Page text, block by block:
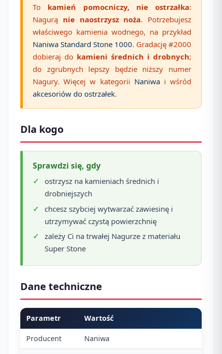
To kamień pomocniczy, nie ostrzałka:
Nagurą nie naostrzysz noża. Potrzebujesz
właściwego kamienia wodnego, na przykład
Naniwa Standard Stone 1000. Gradację #2000
dobieraj do kamieni średnich i drobnych;
do zgrubnych lepszy będzie niższy numer
Nagury. Więcej w kategorii Naniwai wśród
akcesoriów do ostrzałek.
Dla kogo
Sprawdzi się, gdy
ostrzysz na kamieniach średnich i
drobniejszych
chcesz szybciej wytwarzać zawiesinę i
utrzymywać czystą powierzchnię
zależy Ci na trwałej Nagurze z materiału
Super Stone
Dane techniczne
Parametr Wartość
Producent Naniwa